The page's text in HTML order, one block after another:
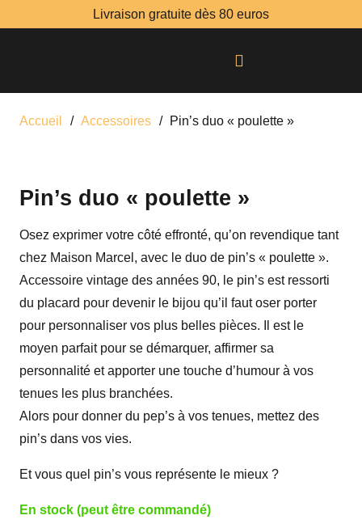
Livraison gratuite dès 80 euros
Accueil / Accessoires / Pin’s duo « poulette »
Pin’s duo « poulette »
Osez exprimer votre côté effronté, qu’on revendique tant
chez Maison Marcel, avec le duo de pin’s « poulette ».
Accessoire vintage des années 90, le pin’s est ressorti
du placard pour devenir le bijou qu’il faut oser porter
pour personnaliser vos plus belles pièces. Il est le
moyen parfait pour se démarquer, affirmer sa
personnalité et apporter une touche d’humour à vos
tenues les plus branchées.
Alors pour donner du pep’s à vos tenues, mettez des
pin’s dans vos vies.
Et vous quel pin’s vous représente le mieux ?
En stock (peut être commandé)